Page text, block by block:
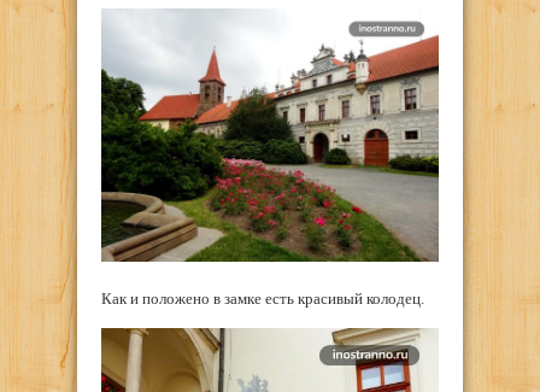
Как и положено в замке есть красивый колодец.